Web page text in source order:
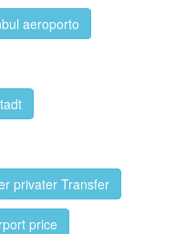
aeroporto
privater Transfer
price